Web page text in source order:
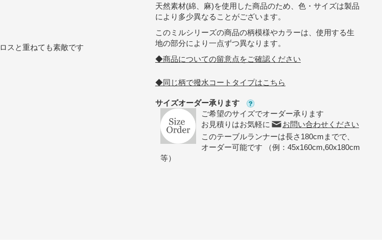
スと重ねても素敵です
天然素材(綿、麻)を使用した商品のため、色・サイズは製品
により多少異なることがございます。
このミルシリーズの商品の柄模様やカラーは、使用する生
地の部分により一点ずつ異なります。
◆商品についての留意点をご確認ください
◆同じ柄で撥水コートタイプはこちら
サイズオーダー承ります
ご希望のサイズでオーダー承ります
お見積りはお気軽に
お問い合わせください
このテーブルランナーは長さ180cmまでで、
オーダー可能です （例：45x160cm,60x180cm
等）